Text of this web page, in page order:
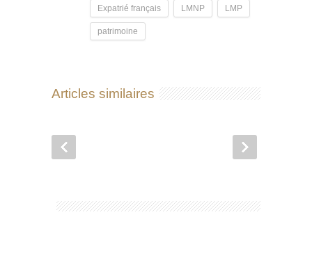
Expatrié français LMNP LMP
patrimoine
Articles similaires